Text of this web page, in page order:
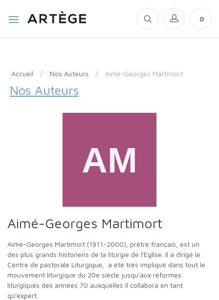
0
Accueil / Nos Auteurs / Aimé-Georges Martimort
Nos Auteurs
Aimé-Georges Martimort
Aimé-Georges Martimort (1911-2000), prêtre français, est un
des plus grands historiens de la liturgie de l'Eglise. Il a dirigé le
Centre de pastorale Liturgique, a été très impliqué dans tout le
mouvement liturgique du 20e siècle jusqu'aux réformes
liturgiques des années 70 auxquelles il collabora en tant
qu'expert.